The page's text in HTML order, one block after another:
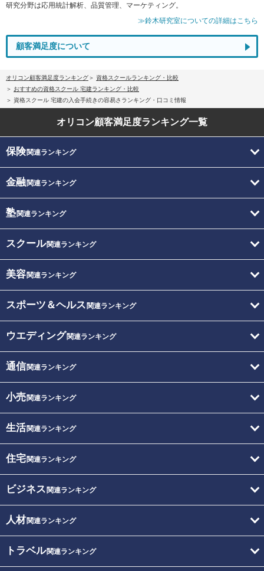
研究分野は応用統計解析、品質管理、マーケティング。
≫鈴木研究室についての詳細はこちら
顧客満足度について
オリコン顧客満足度ランキング
資格スクールランキング・比較
おすすめの資格スクール 宅建ランキング・比較
資格スクール 宅建の入会手続きの容易さランキング・口コミ情報
オリコン顧客満足度ランキング一覧
保険関連ランキング
金融関連ランキング
塾関連ランキング
スクール関連ランキング
美容関連ランキング
スポーツ＆ヘルス 関連ランキング
ウエディング関連ランキング
通信関連ランキング
小売関連ランキング
生活関連ランキング
住宅関連ランキング
ビジネス 関連ランキング
人材関連ランキング
トラベル関連ランキング